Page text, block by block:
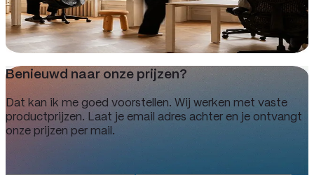
Oudezijds Voorburgwal 129-B Amsterdam
Videocall plannen
Benieuwd naar onze prijzen?
Dat kan ik me goed voorstellen. Wij werken met vaste
productprijzen. Laat je email adres achter en je ontvangt
onze prijzen per mail.